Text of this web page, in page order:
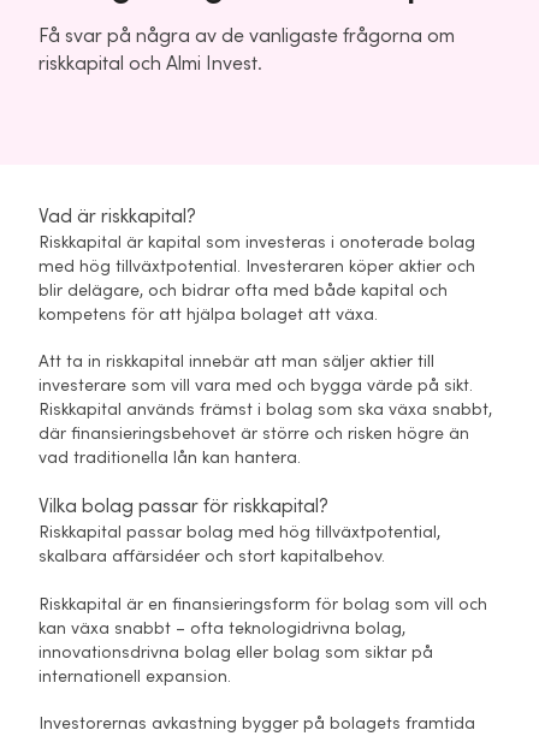
Få svar på några av de vanligaste frågorna om
riskkapital och Almi Invest.
Vad är riskkapital?
Riskkapital är kapital som investeras i onoterade bolag
med hög tillväxtpotential. Investeraren köper aktier och
blir delägare, och bidrar ofta med både kapital och
kompetens för att hjälpa bolaget att växa.
Att ta in riskkapital innebär att man säljer aktier till
investerare som vill vara med och bygga värde på sikt.
Riskkapital används främst i bolag som ska växa snabbt,
där finansieringsbehovet är större och risken högre än
vad traditionella lån kan hantera.
Vilka bolag passar för riskkapital?
Riskkapital passar bolag med hög tillväxtpotential,
skalbara affärsidéer och stort kapitalbehov.
Riskkapital är en finansieringsform för bolag som vill och
kan växa snabbt – ofta teknologidrivna bolag,
innovationsdrivna bolag eller bolag som siktar på
internationell expansion.
Investorernas avkastning bygger på bolagets framtida